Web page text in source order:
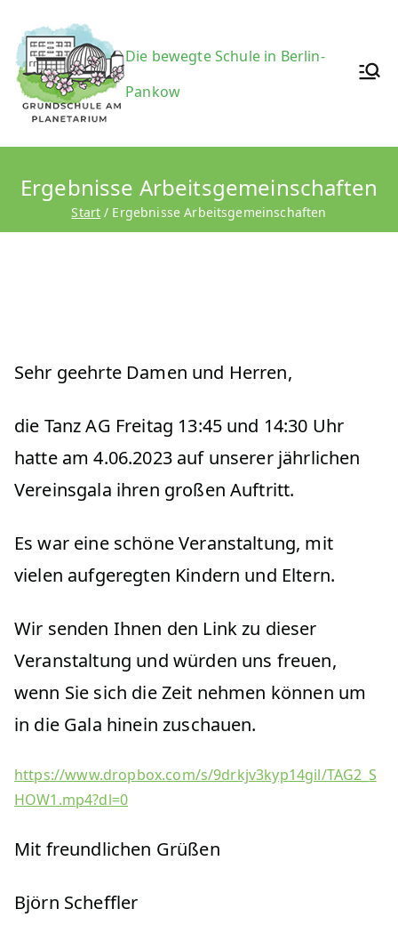
Inhalt
springen
Grundsc
hule am
Planetari
Die bewegte Schule in Berlin-
Pankow
Ergebnisse Arbeitsgemeinschaften
Start Ergebnisse Arbeitsgemeinschaften
Sehr geehrte Damen und Herren,
die Tanz AG Freitag 13:45 und 14:30 Uhr
hatte am 4.06.2023 auf unserer jährlichen
Vereinsgala ihren großen Auftritt.
Es war eine schöne Veranstaltung, mit
vielen aufgeregten Kindern und Eltern.
Wir senden Ihnen den Link zu dieser
Veranstaltung und würden uns freuen,
wenn Sie sich die Zeit nehmen können um
in die Gala hinein zuschauen.
https://www.dropbox.com/s/9drkjv3kyp14gil/TAG2_S
HOW1.mp4?dl=0
Mit freundlichen Grüßen
Björn Scheffler